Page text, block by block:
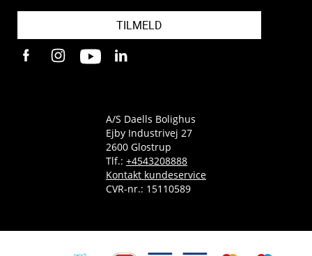
TILMELD
A/S Daells Bolighus
Ejby Industrivej 27
2600 Glostrup
Tlf.: +4543208888
Kontakt kundeservice
CVR-nr.: 15110589